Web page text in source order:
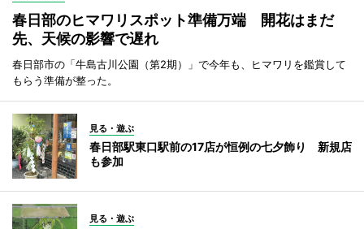
春日部のヒマワリスポット準備万端 開花はまだ
先、天候の影響で遅れ
春日部市の「牛島古川公園（第2期）」で今年も、ヒマワリを鑑賞して
もらう準備が整った。
見る・遊ぶ
春日部駅東口駅前の17店が恒例の七夕飾り 新規店
も参加
見る・遊ぶ